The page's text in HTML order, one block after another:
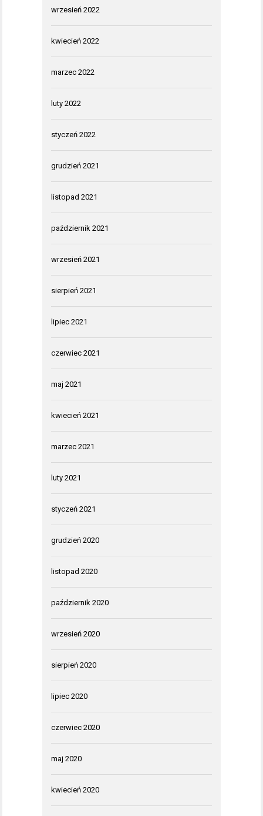
wrzesień 2022
kwiecień 2022
marzec 2022
luty 2022
styczeń 2022
grudzień 2021
listopad 2021
październik 2021
wrzesień 2021
sierpień 2021
lipiec 2021
czerwiec 2021
maj 2021
kwiecień 2021
marzec 2021
luty 2021
styczeń 2021
grudzień 2020
listopad 2020
październik 2020
wrzesień 2020
sierpień 2020
lipiec 2020
czerwiec 2020
maj 2020
kwiecień 2020